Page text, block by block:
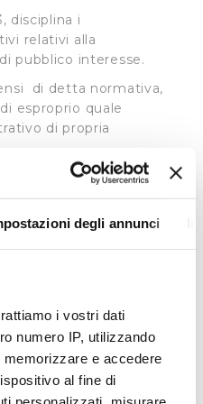
degli annunci
i vostri dati
numero IP, utilizzando
e accedere
al fine di
disciplina i
relativi alla
pubblico interesse.
di detta normativa,
esproprio quale
di propria
l'Autorità Idrica
o in parte, i propri
del servizio idrico
convenzione di
sito dell’
connesse ai
di parte
istanza di parte la